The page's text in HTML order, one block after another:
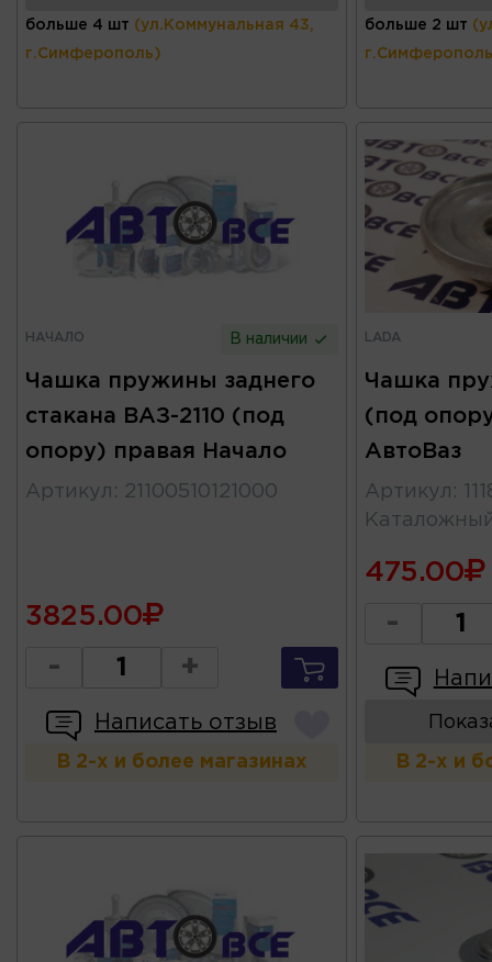
больше 4 шт (ул.Коммунальная 43,
г.Симферополь)
больше 2 шт
НАЧАЛО В наличии
Чашка пружины заднего
стакана ВАЗ-2110 (под
опору) правая Начало
Артикул : 21100510121000
3825.00
- +
Написать отзыв
В 2-х и более магазинах
LADA
Чашка
(под
АвтоВаз
Артикул :
475.00
-
В 2-х и